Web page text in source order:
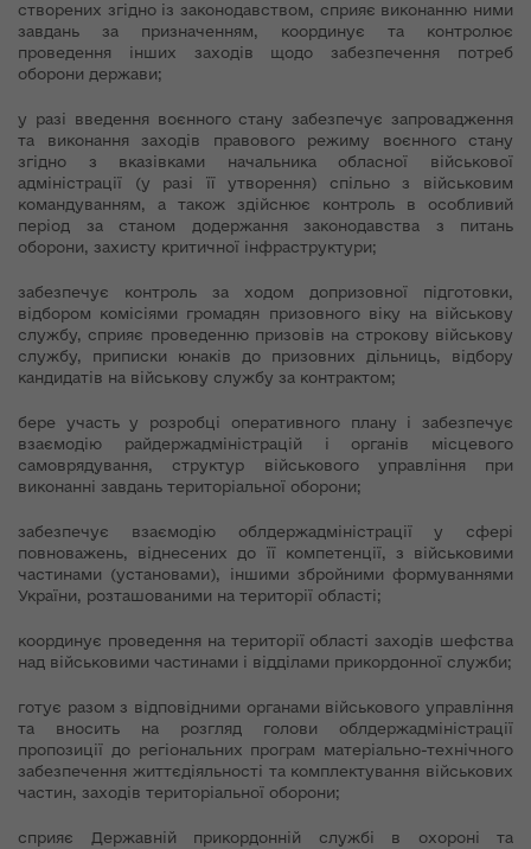
створених згідно із законодавством, сприяє виконанню ними
завдань за призначенням, координує та контролює
проведення інших заходів щодо забезпечення потреб
оборони держави;
у разі введення воєнного стану забезпечує запровадження
та виконання заходів правового режиму воєнного стану
згідно з вказівками начальника обласної військової
адміністрації (у разі її утворення) спільно з військовим
командуванням, а також здійснює контроль в особливий
період за станом додержання законодавства з питань
оборони, захисту критичної інфраструктури;
забезпечує контроль за ходом допризовної підготовки,
відбором комісіями громадян призовного віку на військову
службу, сприяє проведенню призовів на строкову військову
службу, приписки юнаків до призовних дільниць, відбору
кандидатів на військову службу за контрактом;
бере участь у розробці оперативного плану і забезпечує
взаємодію райдержадміністрацій і органів місцевого
самоврядування, структур військового управління при
виконанні завдань територіальної оборони;
забезпечує взаємодію облдержадміністрації у сфері
повноважень, віднесених до її компетенції, з військовими
частинами (установами), іншими збройними формуваннями
України, розташованими на території області;
координує проведення на території області заходів шефства
над військовими частинами і відділами прикордонної служби;
готує разом з відповідними органами військового управління
та вносить на розгляд голови облдержадміністрації
пропозиції до регіональних програм матеріально-технічного
забезпечення життєдіяльності та комплектування військових
частин, заходів територіальної оборони;
сприяє Державній прикордонній службі в охороні та